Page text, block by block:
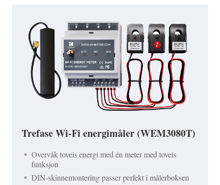
Trefase Wi-Fi energimåler (WEM3080T)
Overvåk toveis energi med én meter med toveis
funksjon
DIN-skinnemontering passer perfekt i målerboksen